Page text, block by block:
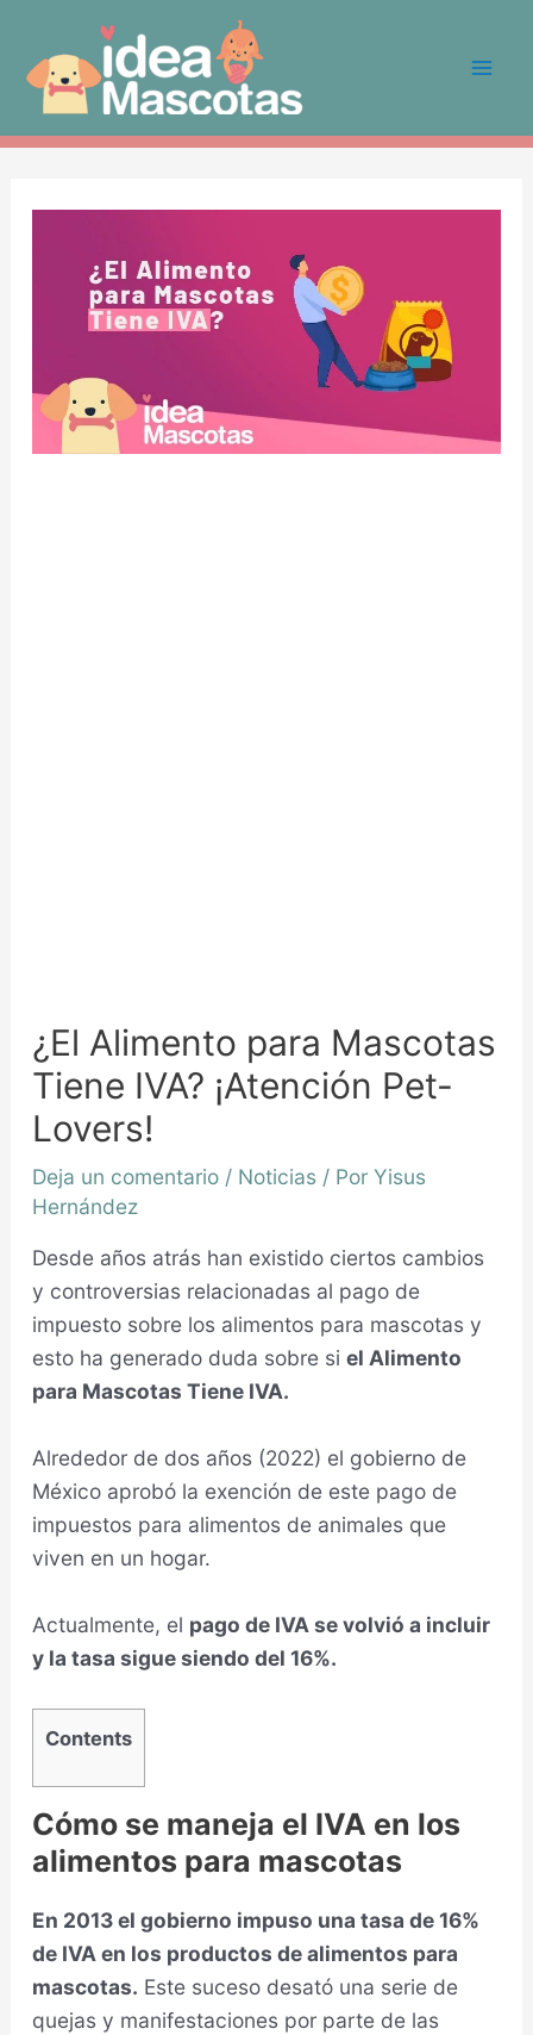
¿El Alimento para Mascotas
Tiene IVA? ¡Atención Pet-
Lovers!
Deja un comentario / Noticias / Por Yisus
Hernández
Desde años atrás han existido ciertos cambios
y controversias relacionadas al pago de
impuesto sobre los alimentos para mascotas y
esto ha generado duda sobre si el Alimento
para Mascotas Tiene IVA.
Alrededor de dos años (2022) el gobierno de
México aprobó la exención de este pago de
impuestos para alimentos de animales que
viven en un hogar.
Actualmente, el pago de IVA se volvió a incluir
y la tasa sigue siendo del 16%.
Contents
Cómo se maneja el IVA en los
alimentos para mascotas
En 2013 el gobierno impuso una tasa de 16%
de IVA en los productos de alimentos para
mascotas. Este suceso desató una serie de
quejas y manifestaciones por parte de las